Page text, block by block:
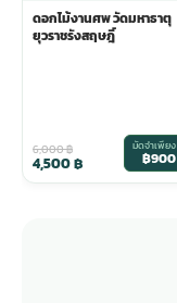
ดอกไม้งานศพ วัดมหาธาตุ
ยุวราชรังสฤษฎิ์
6,000฿
4,500฿
มัดจำเพียง
฿900